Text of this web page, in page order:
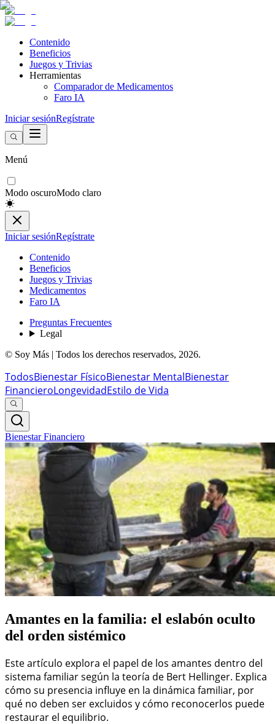
Contenido
Beneficios
Juegos y Trivias
Herramientas
Comparador de Medicamentos
Faro IA
Iniciar sesiónRegístrate
Menú
Modo oscuroModo claro
Iniciar sesiónRegístrate
Contenido
Beneficios
Juegos y Trivias
Medicamentos
Faro IA
Preguntas Frecuentes
Legal
© Soy Más | Todos los derechos reservados, 2026.
TodosBienestar FísicoBienestar MentalBienestar
FinancieroLongevidadEstilo de Vida
Bienestar Financiero
Amantes en la familia: el eslabón oculto
del orden sistémico
Este artículo explora el papel de los amantes dentro del
sistema familiar según la teoría de Bert Hellinger. Explica
cómo su presencia influye en la dinámica familiar, por
qué no deben ser excluidos y cómo reconocerlos puede
restaurar el equilibrio.